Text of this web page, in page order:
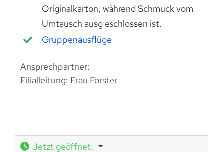
Originalkarton, während Schmuck vom
Umtausch ausg eschlossen ist.
Gruppenausflüge
Ansprechpartner:
Filialleitung: Frau Forster
Jetzt geöffnet: